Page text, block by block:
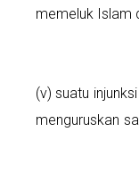
memeluk Islam
(v) suatu
menguruskan